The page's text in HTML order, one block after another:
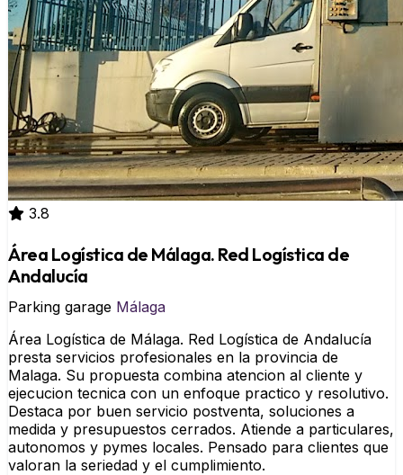
3.8
Área Logística de Málaga. Red Logística de
Andalucía
Parking garage Málaga
Área Logística de Málaga. Red Logística de Andalucía
presta servicios profesionales en la provincia de
Malaga. Su propuesta combina atencion al cliente y
ejecucion tecnica con un enfoque practico y resolutivo.
Destaca por buen servicio postventa, soluciones a
medida y presupuestos cerrados. Atiende a particulares,
autonomos y pymes locales. Pensado para clientes que
valoran la seriedad y el cumplimiento.